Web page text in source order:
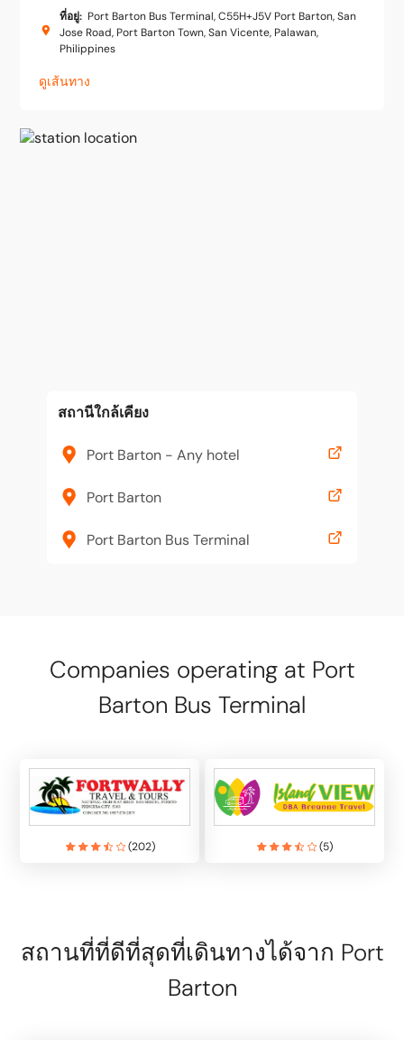
ที่อยู่: Port Barton Bus Terminal, C55H+J5V Port Barton, San
Jose Road, Port Barton Town, San Vicente, Palawan,
Philippines
ดูเส้นทาง
สถานีใกล้เคียง
Port Barton - Any hotel
Port Barton
Port Barton Bus Terminal
Companies operating at Port
Barton Bus Terminal
(202) (5)
สถานที่ที่ดีที่สุดที่เดินทางได้จาก Port
Barton